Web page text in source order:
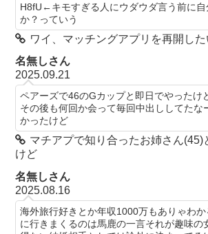
H8fU←キモすぎる人にウダウダ言う前に自
か？っていう
ワイ、マッチングアプリを再開した
名無しさん
2025.09.21
ペアーズで46のGカップと即日でやったけ
その後も何回か会って毎回中出ししてたな
かったけど
マチアプで知り合ったお姉さん(45)
けど
名無しさん
2025.08.16
海外旅行好きとか年収1000万もありゃわ
に行きまくるのは馬鹿の一言それが趣味の